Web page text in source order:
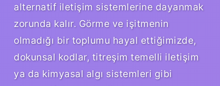
alternatif iletişim sistemlerine dayanmak
zorunda kalır. Görme ve işitmenin
olmadığı bir toplumu hayal ettiğimizde,
dokunsal kodlar, titreşim temelli iletişim
ya da kimyasal algı sistemleri gibi